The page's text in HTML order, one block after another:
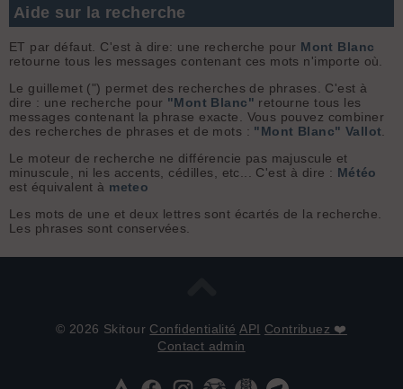
Aide sur la recherche
ET par défaut. C'est à dire: une recherche pour Mont Blanc
retourne tous les messages contenant ces mots n'importe où.
Le guillemet (") permet des recherches de phrases. C'est à
dire : une recherche pour "Mont Blanc" retourne tous les
messages contenant la phrase exacte. Vous pouvez combiner
des recherches de phrases et de mots : "Mont Blanc" Vallot
Le moteur de recherche ne différencie pas majuscule et
minuscule, ni les accents, cédilles, etc... C'est à dire : Météo
est équivalent à meteo
Les mots de une et deux lettres sont écartés de la recherche.
Les phrases sont conservées.
© 2026 Skitour Confidentialité API Contribuez ❤️
Contact admin